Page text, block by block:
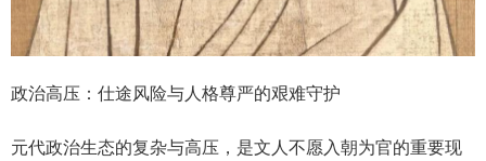
政治高压：仕途风险与人格尊严的艰难守护
元代政治生态的复杂与高压，是文人不愿入朝为官的重要现